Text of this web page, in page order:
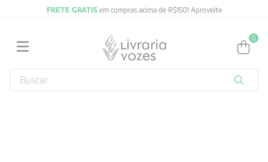
FRETE GRATISem compras acima de R$150! Aproveite
0
Buscar